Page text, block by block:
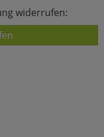
widerrufen: